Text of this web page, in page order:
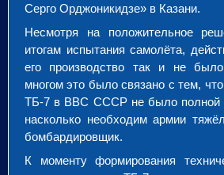
Серго Орджоникидзе» в Казани.
Несмотря на положительное
итогам испытания самолёта,
его производство так и не
многом это было связано с тем,
ТБ-7 в ВВС СССР не было полной
насколько необходим армии
бомбардировщик.
К моменту формирования